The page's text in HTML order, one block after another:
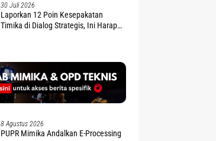
30 Juli 2026
Laporkan 12 Poin Kesepakatan
Timika di Dialog Strategis, Ini Harapan
8 Agustus 2026
PUPR Mimika Andalkan E-Processing